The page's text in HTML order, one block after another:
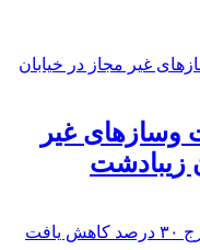
وسازهای غیر
زیبادشت